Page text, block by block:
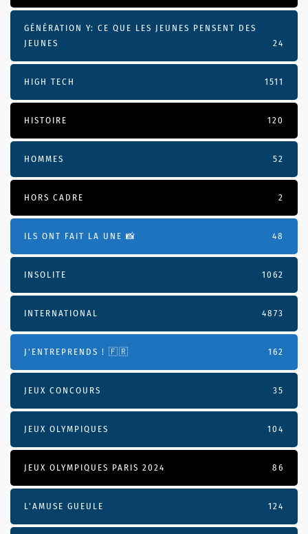
GÉNÉRATION Y: CE QUE LES JEUNES PENSENT DES
JEUNES
24
HIGH TECH 1511
HISTOIRE 120
HOMMES 52
HORS CADRE 2
ILS ONT FAIT LA UNE 📸 48
INSOLITE 1062
INTERNATIONAL 4873
J'ENTREPRENDS ! 🇫🇷 162
JEUX CONCOURS 35
JEUX OLYMPIQUES 104
JEUX OLYMPIQUES PARIS 2024 86
L'AMUSE GUEULE 124